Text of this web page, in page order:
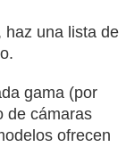
haz una lista de
gama (por
de cámaras
ofrecen